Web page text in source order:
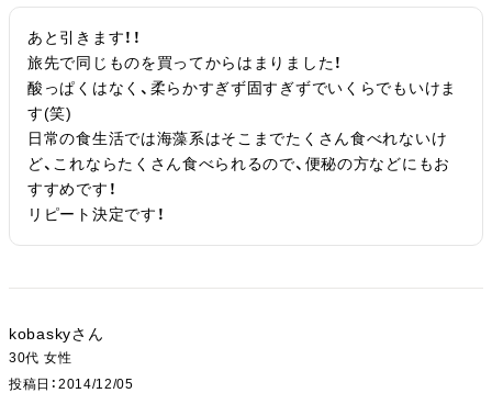
あと引きます！！
旅先で同じものを買ってからはまりました！
酸っぱくはなく、柔らかすぎず固すぎずでいくらでもいけま
す(笑)
日常の食生活では海藻系はそこまでたくさん食べれないけ
ど、これならたくさん食べられるので、便秘の方などにもお
すすめです！
リピート決定です！
kobasky
30代 女性
投稿日
2014/12/05